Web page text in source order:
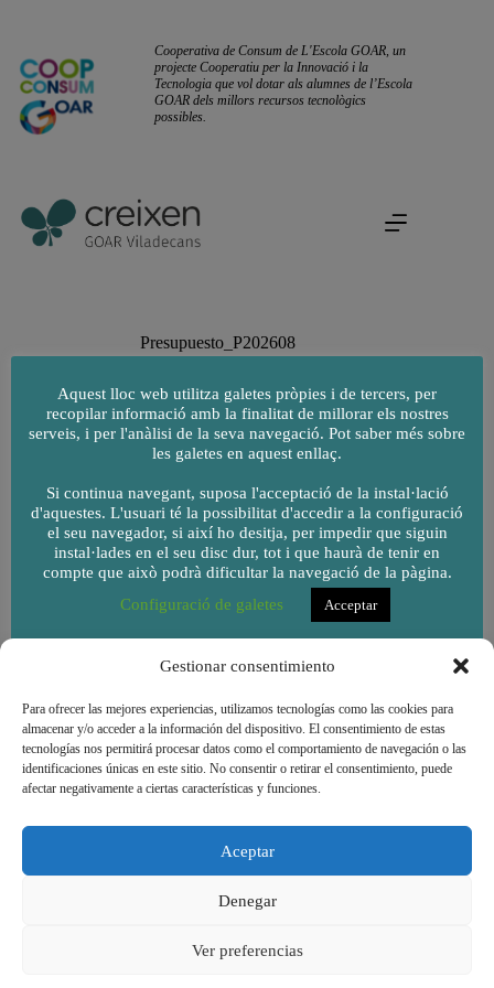
Gestionar consentimiento
Para ofrecer las mejores experiencias, utilizamos tecnologías como las cookies para
almacenar y/o acceder a la información del dispositivo. El consentimiento de estas
tecnologías nos permitirá procesar datos como el comportamiento de navegación o las
identificaciones únicas en este sitio. No consentir o retirar el consentimiento, puede
afectar negativamente a ciertas características y funciones.
Aceptar
Denegar
Ver preferencias
Cooperativa de Consum de L'Escola GOAR, un
projecte Cooperatiu per la Innovació i la
Tecnologia que vol dotar als alumnes de l’Escola
GOAR dels millors recursos tecnològics
possibles.
Presupuesto_P202608
Cooperativa de consum de l'Escola Goar - Copyright
Aquest lloc web utilitza galetes pròpies i de tercers, per
recopilar informació amb la finalitat de millorar els nostres
serveis, i per l'anàlisi de la seva navegació. Pot saber més sobre
les galetes en aquest enllaç.
Si continua navegant, suposa l'acceptació de la instal·lació
d'aquestes. L'usuari té la possibilitat d'accedir a la configuració
el seu navegador, si així ho desitja, per impedir que siguin
instal·lades en el seu disc dur, tot i que haurà de tenir en
compte que això podrà dificultar la navegació de la pàgina.
Configuració de galetes
Acceptar